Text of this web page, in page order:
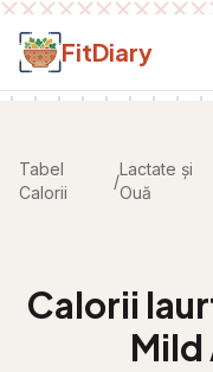
Salt la conținut
FitDiary
Tabel
Calorii
/
Lactate și
Ouă
Calorii
Mild